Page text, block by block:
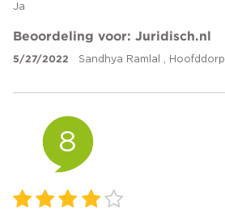
Ja
Beoordeling voor: Juridisch.nl
5/27/2022 Sandhya Ramlal , Hoofddorp
8